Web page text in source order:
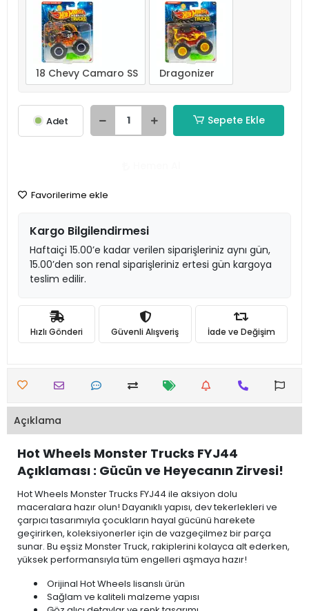
18 Chevy Camaro SS Dragonizer
Adet Sepete Ekle
Favorilerime ekle
Kargo Bilgilendirmesi
Haftaiçi 15.00’e kadar verilen siparişleriniz aynı gün,
15.00’den son renal siparişleriniz ertesi gün kargoya
teslim edilir.
Hızlı Gönderi Güvenli Alışveriş İade ve Değişim
Açıklama
Hot Wheels Monster Trucks FYJ44
Açıklaması : Gücün ve Heyecanın Zirvesi!
Hot Wheels Monster Trucks FYJ44 ile aksiyon dolu
maceralara hazır olun! Dayanıklı yapısı, dev tekerlekleri ve
çarpıcı tasarımıyla çocukların hayal gücünü harekete
geçirirken, koleksiyonerler için de vazgeçilmez bir parça
sunar. Bu eşsiz Monster Truck, rakiplerini kolayca alt ederken,
yüksek performansıyla tüm engelleri aşmaya hazır!
Orijinal Hot Wheels lisanslı ürün
Sağlam ve kaliteli malzeme yapısı